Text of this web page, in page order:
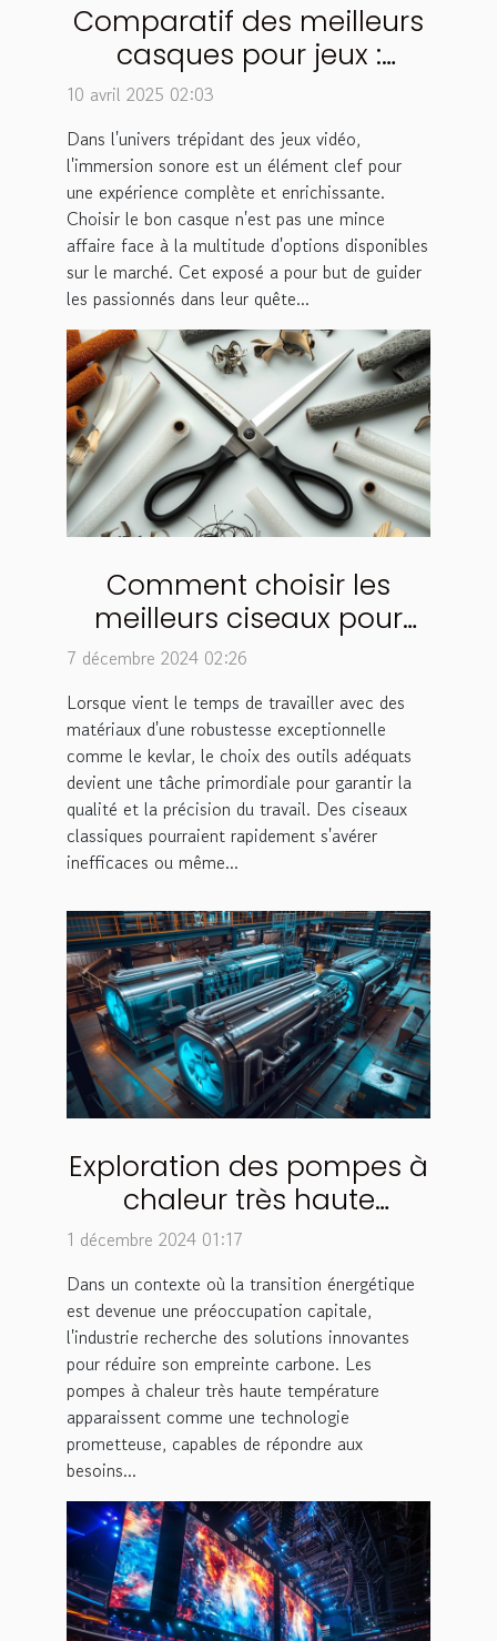
Comparatif des meilleurs
casques pour jeux :
caractéristiques et avis
10 avril 2025 02:03
Dans l'univers trépidant des jeux vidéo,
l'immersion sonore est un élément clef pour
une expérience complète et enrichissante.
Choisir le bon casque n'est pas une mince
affaire face à la multitude d'options disponibles
sur le marché. Cet exposé a pour but de guider
les passionnés dans leur quête...
Comment choisir les
meilleurs ciseaux pour
couper le kevlar et autres
7 décembre 2024 02:26
Lorsque vient le temps de travailler avec des
matériaux d'une robustesse exceptionnelle
comme le kevlar, le choix des outils adéquats
devient une tâche primordiale pour garantir la
qualité et la précision du travail. Des ciseaux
classiques pourraient rapidement s'avérer
inefficaces ou même...
Exploration des pompes à
chaleur très haute
température pour une
1 décembre 2024 01:17
Dans un contexte où la transition énergétique
est devenue une préoccupation capitale,
l'industrie recherche des solutions innovantes
pour réduire son empreinte carbone. Les
pompes à chaleur très haute température
apparaissent comme une technologie
prometteuse, capables de répondre aux
besoins...